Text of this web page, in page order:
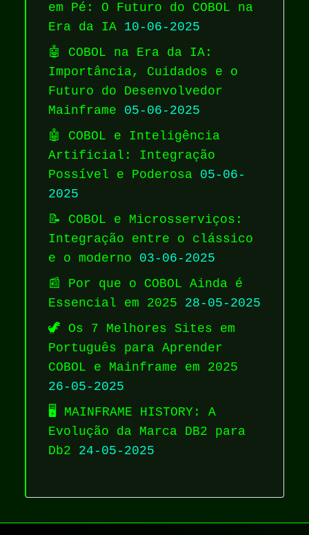
em Pé: O Futuro do COBOL na
Era da IA 10-06-2025
🤖 COBOL na Era da IA:
Importância, Cuidados e o
Futuro do Desenvolvedor
Mainframe
05-06-2025
🤖 COBOL e Inteligência
Artificial: Integração
Possível e Poderosa 05-06-
2025
📝 COBOL e Microsserviços:
Integração entre o clássico
e o moderno
03-06-2025
📰 Por que o COBOL Ainda é
Essencial em 2025 28-05-2025
🦖 Os 7 Melhores Sites em
Português para Aprender
COBOL e Mainframe em 2025
26-05-2025
🖥️ MAINFRAME HISTORY: A
Evolução da Marca DB2 para
Db2
24-05-2025